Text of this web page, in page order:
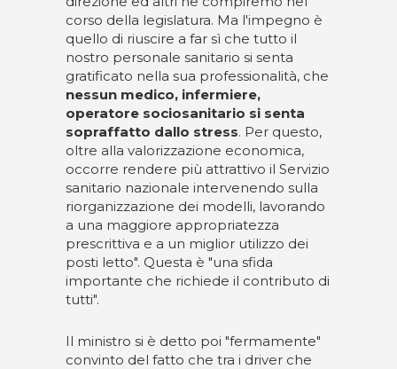
corso della legislatura. Ma l'impegno è
quello di riuscire a far sì che tutto il
nostro personale sanitario si senta
gratificato nella sua professionalità, che
nessun medico, infermiere,
operatore sociosanitario si senta
sopraffatto dallo stress. Per questo,
oltre alla valorizzazione economica,
occorre rendere più attrattivo il Servizio
sanitario nazionale intervenendo sulla
riorganizzazione dei modelli, lavorando
a una maggiore appropriatezza
prescrittiva e a un miglior utilizzo dei
posti letto". Questa è "una sfida
importante che richiede il contributo di
tutti".
Il ministro si è detto poi "fermamente"
convinto del fatto che tra i driver che